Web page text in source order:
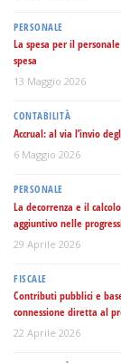
PERSONALE
La spesa per il
spesa
13 Maggio 2026
CONTABILITÀ
Accrual: al via l’invio
6 Maggio 2026
PERSONALE
La decorrenza e il
aggiuntivo nelle
29 Aprile 2026
FISCALE
Contributi pubblici e
connessione diretta al
22 Aprile 2026